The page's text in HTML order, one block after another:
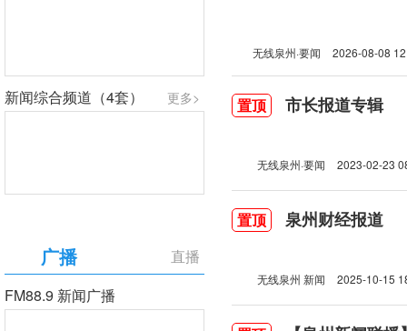
更多>
新闻综合频道（4套）
直播
广播
FM88.9 新闻广播
无线泉州·要闻 2026-08-08
置顶 市长报道专辑
无线泉州·要闻 2023-02-23
置顶 泉州财经报道
无线泉州 新闻 2025-10-15